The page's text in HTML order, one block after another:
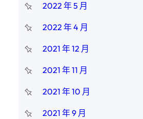
2022 年 5 月
2022 年 4 月
2021 年 12 月
2021 年 11 月
2021 年 10 月
2021 年 9 月